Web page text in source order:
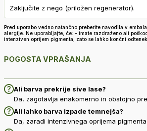
Zaključite z nego (priložen regenerator).
Pred uporabo vedno natančno preberite navodila v
alergije. Ne uporabljajte, če: – imate razdraženo ali
intenziven oprijem pigmenta, zato se lahko končni
POGOSTA VPRAŠANJA
Ali barva prekrije sive lase?
Da, zagotavlja enakomerno in obstojno
Ali lahko barva izpade temnejša?
Da, zaradi intenzivnega oprijema